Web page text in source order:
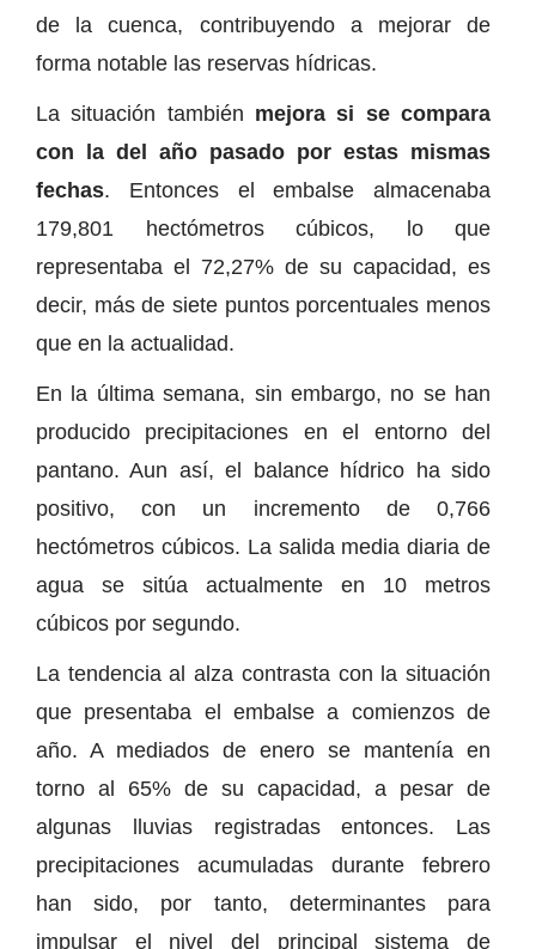
de la cuenca, contribuyendo a mejorar de
forma notable las reservas hídricas.
La situación también mejora si se compara
con la del año pasado por estas mismas
fechas. Entonces el embalse almacenaba
179,801 hectómetros cúbicos, lo que
representaba el 72,27% de su capacidad, es
decir, más de siete puntos porcentuales menos
que en la actualidad.
En la última semana, sin embargo, no se han
producido precipitaciones en el entorno del
pantano. Aun así, el balance hídrico ha sido
positivo, con un incremento de 0,766
hectómetros cúbicos. La salida media diaria de
agua se sitúa actualmente en 10 metros
cúbicos por segundo.
La tendencia al alza contrasta con la situación
que presentaba el embalse a comienzos de
año. A mediados de enero se mantenía en
torno al 65% de su capacidad, a pesar de
algunas lluvias registradas entonces. Las
precipitaciones acumuladas durante febrero
han sido, por tanto, determinantes para
impulsar el nivel del principal sistema de